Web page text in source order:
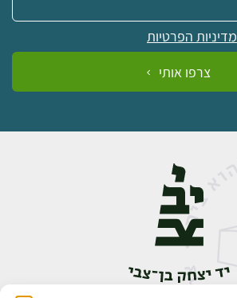
מדיניות הפרטיות
צרפו אותי